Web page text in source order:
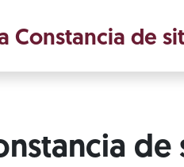
Constancia de